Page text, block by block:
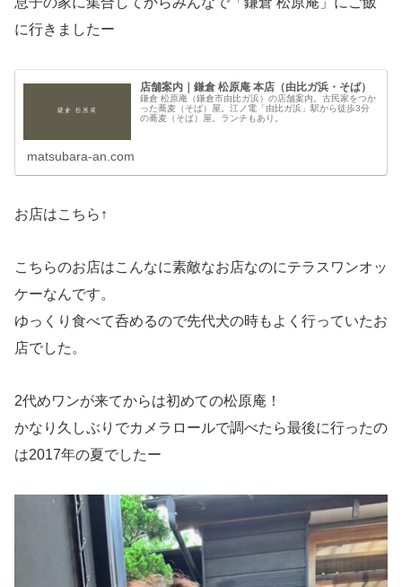
に行きましたー
店舗案内｜鎌倉 松原庵 本店（由比ガ浜・そば）
鎌倉 松原庵（鎌倉市由比ガ浜）の店舗案内。古民家をつか
った蕎麦（そば）屋。江ノ電「由比ガ浜」駅から徒歩3分
の蕎麦（そば）屋。ランチもあり。
matsubara-an.com
お店はこちら↑
こちらのお店はこんなに素敵なお店なのにテラスワンオッ
ケーなんです。
ゆっくり食べて呑めるので先代犬の時もよく行っていたお
店でした。
2代めワンが来てからは初めての松原庵！
かなり久しぶりでカメラロールで調べたら最後に行ったの
は2017年の夏でしたー